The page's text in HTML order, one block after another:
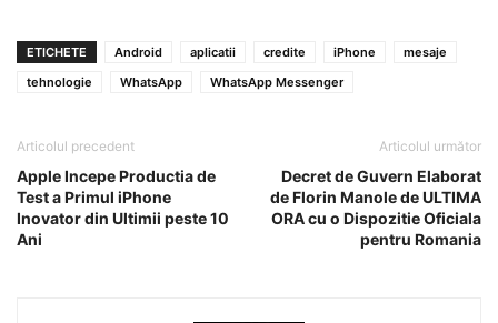
ETICHETE Android aplicatii credite iPhone
mesaje
tehnologie
WhatsApp WhatsApp Messenger
Articolul precedent
Apple Incepe Productia de
Test a Primul iPhone
Inovator din Ultimii peste 10
Ani
Articolul următor
Decret de Guvern Elaborat
de Florin Manole de ULTIMA
ORA cu o Dispozitie Oficiala
pentru Romania